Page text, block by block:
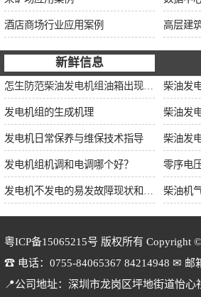
酒店商场行业应用案例 高层建
新鲜信息
发电机组的生成机理
发电机日常保养与维保技术指导
发电机组机调和电调哪个好？
粤ICP备15065215号 版权所有 Copyright
☎ 电话：0755-84065367 84214948 ✉ 邮
📍公司地址：深圳市龙岗区坪地街道怡